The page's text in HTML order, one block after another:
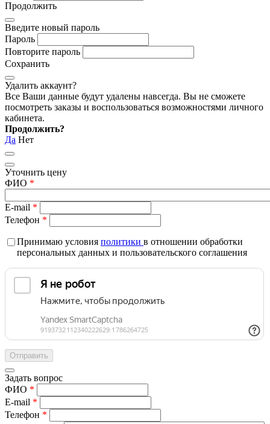
Продолжить
Введите новый пароль
Пароль
Повторите пароль
Сохранить
Удалить аккаунт?
Все Ваши данные будут удалены навсегда. Вы не сможете
посмотреть заказы и воспользоваться возможностями личного
кабинета.
Продолжить?
Да Нет
Уточнить цену
ФИО *
E-mail *
Телефон *
Принимаю условия политики в отношении обработки
персональных данных и пользовательского соглашения
Задать вопрос
ФИО *
E-mail *
Телефон *